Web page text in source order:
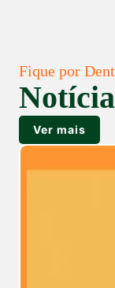
Fique por
Ver mais